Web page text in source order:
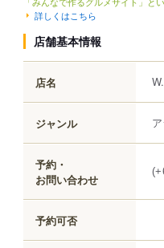
詳しくはこちら
店舗基本情報
店名
ジャンル
予約・
お問い合わせ
予約可否